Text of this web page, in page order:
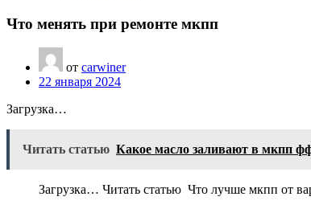
Что менять при ремонте мкпп
от carwiner
22 января 2024
Загрузка…
Читать статью Какое масло заливают в мкпп
Загрузка… Читать статью Что лучше мкпп от